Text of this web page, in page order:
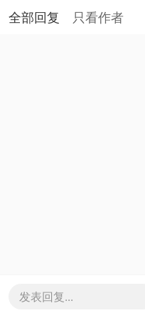
全部回复 只看作者
发表回复...